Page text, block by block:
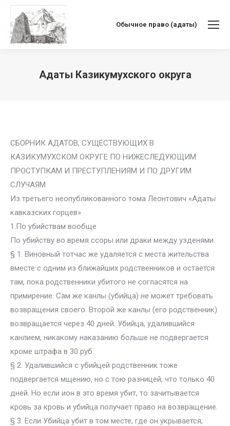
Обычное право (адаты)
Адаты Казикумухского округа
СБОРНИК АДАТОВ, СУЩЕСТВУЮЩИХ В
КАЗИКУМУХСКОМ ОКРУГЕ ПО НИЖЕСЛЕДУЮЩИМ
ПРОСТУПКАМ И ПРЕСТУПЛЕНИЯМ И ПО ДРУГИМ
СЛУЧАЯМ
Из третьего неопубликованного тома Леонтович «Адаты
кавказских горцев»
1.По убийствам вообще
По убийству во время ссоры или драки между узденями
§ 1. Виновный тотчас же удаляется с места жительства
вместе с одним из ближайших родственников и остается
там, пока родственники убитого не согласятся на
примирение. Сам же канлы (убийца) не может требовать
возвращения своего. Второй же канлы (его родственник)
возвращается через 40 дней. Убийца, удалившийся
канлием, никакому наказанию больше не подвергается
кроме штрафа в 30 руб.
§ 2. Удалившийся с убийцей родственник тоже
подвергается мщению, но с тою разницей, что только 40
дней. Но если ион в это время убит, то зачитывается
кровь за кровь и убийца получает право на возвращение.
§ 3. Если Убийца убит в том месте, где он укрывается,